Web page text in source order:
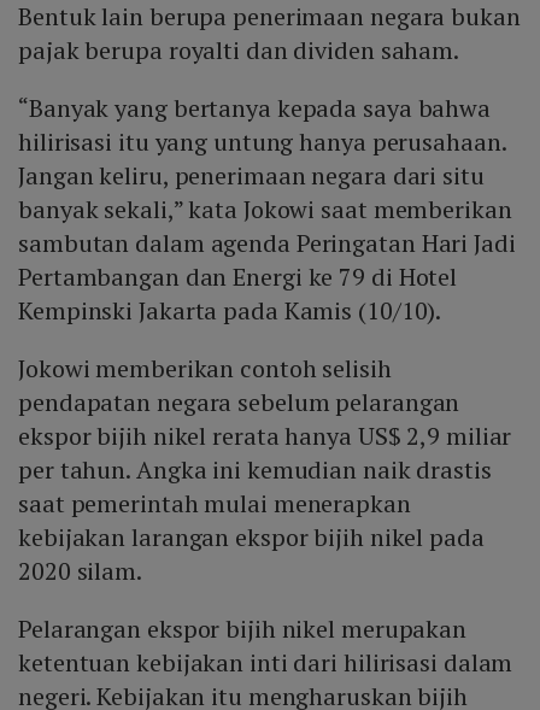
Bentuk lain berupa penerimaan negara bukan
pajak berupa royalti dan dividen saham.
“Banyak yang bertanya kepada saya bahwa
hilirisasi itu yang untung hanya perusahaan.
Jangan keliru, penerimaan negara dari situ
banyak sekali,” kata Jokowi saat memberikan
sambutan dalam agenda Peringatan Hari Jadi
Pertambangan dan Energi ke 79 di Hotel
Kempinski Jakarta pada Kamis (10/10).
Jokowi memberikan contoh selisih
pendapatan negara sebelum pelarangan
ekspor bijih nikel rerata hanya US$ 2,9 miliar
per tahun. Angka ini kemudian naik drastis
saat pemerintah mulai menerapkan
kebijakan larangan ekspor bijih nikel pada
2020 silam.
Pelarangan ekspor bijih nikel merupakan
ketentuan kebijakan inti dari hilirisasi dalam
negeri. Kebijakan itu mengharuskan bijih